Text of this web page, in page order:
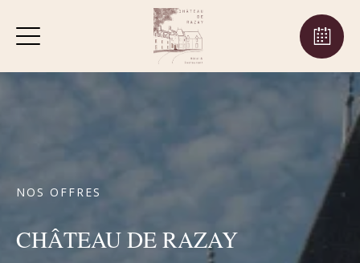
NOS OFFRES
CHÂTEAU DE RAZAY